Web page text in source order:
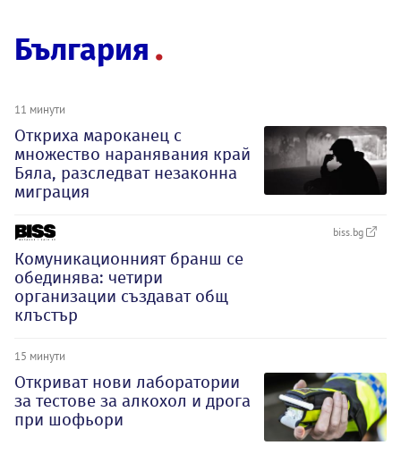
България
11 минути
Откриха мароканец с
множество наранявания край
Бяла, разследват незаконна
миграция
biss.bg
Комуникационният бранш се
обединява: четири
организации създават общ
клъстър
15 минути
Откриват нови лаборатории
за тестове за алкохол и дрога
при шофьори